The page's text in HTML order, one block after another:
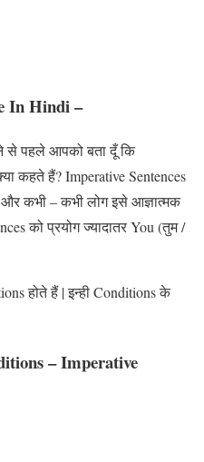
In Hindi –
से पहले आपको बता दूँ कि
कहते हैं? Imperative Sentences
कभी – कभी लोग इसे आज्ञात्मक
को प्रयोग ज्यादातर You (तुम /
होते हैं | इन्ही Conditions के
– Imperative